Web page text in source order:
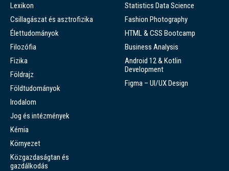
Lexikon
Csillagászat és asztrofizika
Élettudományok
Filozófia
Fizika
Földrajz
Földtudományok
Irodalom
Jog és intézmények
Kémia
Környezet
Közgazdaságtan és
gazdálkodás
Statistics Data Science
Fashion Photography
HTML & CSS Bootcamp
Business Analysis
Android 12 & Kotlin
Development
Figma – UI/UX Design